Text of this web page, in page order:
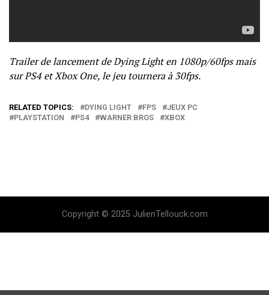
Trailer de lancement de Dying Light en 1080p/60fps mais
sur PS4 et Xbox One, le jeu tournera à 30fps.
RELATED TOPICS: DYING LIGHT FPS
JEUX PC
PLAYSTATION
PS4 WARNER BROS XBOX
Copyright © 2025 JulienTellouck.com